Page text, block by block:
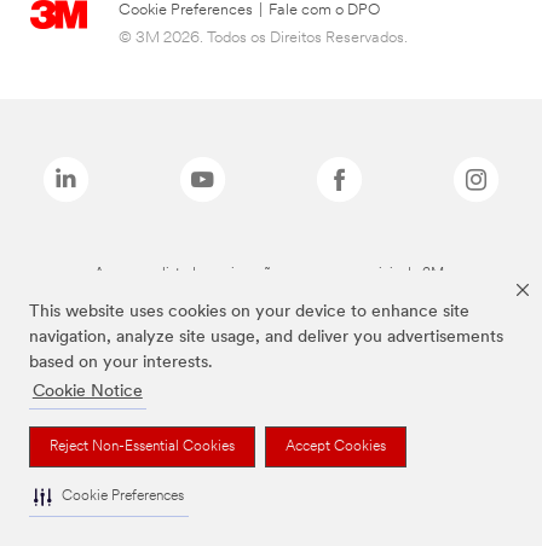
This website uses cookies on your device to enhance site
navigation, analyze site usage, and deliver you advertisements
based on your interests.
Cookie Notice
Reject Non-Essential Cookies Accept Cookies
Cookie Preferences
Cookie Preferences
Fale com o DPO
© 3M 2026. Todos os Direitos Reservados.
As marcas listadas a cima são marcas comerciais da 3M.